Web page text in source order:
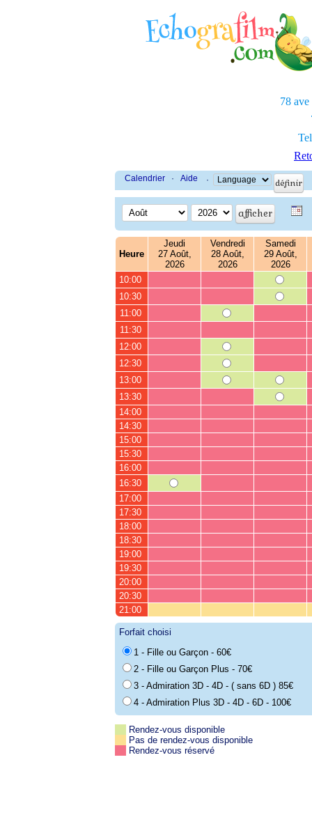
78 ave
Calendrier · Aide ·
Heure
Jeudi
27 Août,
2026
Vendredi
28 Août,
2026
Samedi
29 Août,
2026
10:00
10:30
11:00
11:30
12:00
12:30
13:00
13:30
14:00
14:30
15:00
15:30
16:00
16:30
17:00
17:30
18:00
18:30
19:00
19:30
20:00
20:30
21:00
Forfait choisi
1 - Fille ou Garçon - 60€
2 - Fille ou Garçon Plus - 70€
3 - Admiration 3D - 4D - ( sans 6D ) 85€
4 - Admiration Plus 3D - 4D - 6D - 100€
Rendez-vous disponible
Pas de rendez-vous disponible
Rendez-vous réservé